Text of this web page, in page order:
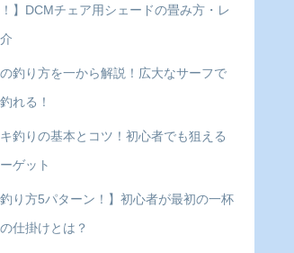
！】DCMチェア用シェードの畳み方・レ
釣り方を一から解説！広大なサーフで
れる！
釣りの基本とコツ！初心者でも狙える
ゲット
釣り方5パターン！】初心者が最初の一杯
仕掛けとは？